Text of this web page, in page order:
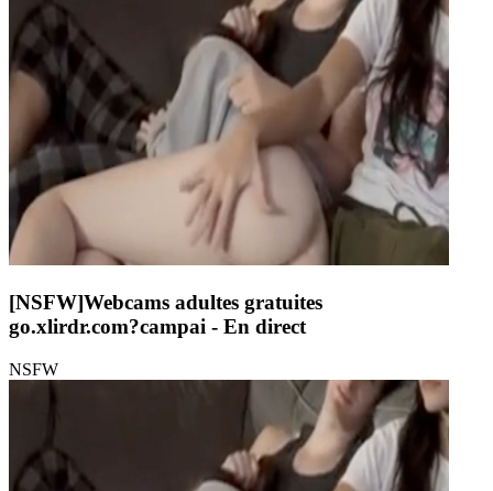
[NSFW]Webcams adultes gratuites
go.xlirdr.com?campai - En direct
NSFW